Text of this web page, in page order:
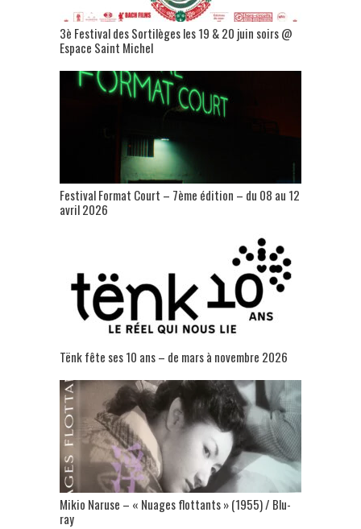
3è Festival des Sortilèges les 19 & 20 juin soirs @
Espace Saint Michel
Festival Format Court – 7ème édition – du 08 au 12
avril 2026
Tënk fête ses 10 ans – de mars à novembre 2026
Mikio Naruse – « Nuages flottants » (1955) / Blu-
ray